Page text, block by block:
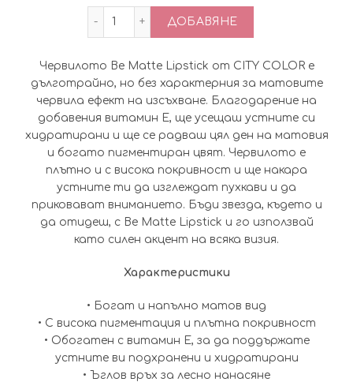
price
4.19€
(8.20
лв.).
(2.90
лв.).
количество за Матово Червило в
ДОБАВЯНЕ
Червилото Be Matte Lipstick от CITY COLOR е
дълготрайно, но без характерния за матовите
червила ефект на изсъхване. Благодарение на
добавения витамин Е, ще усещаш устните си
хидратирани и ще се радваш цял ден на матовия
и богато пигментиран цвят. Червилото е
плътно и с висока покривност и ще накара
устните ти да изглеждат пухкави и да
приковават вниманието. Бъди звезда, където и
да отидеш, с Be Matte Lipstick и го използвай
като силен акцент на всяка визия.
Характеристики
• Богат и напълно матов вид
• С висока пигментация и плътна покривност
• Обогатен с витамин Е, за да поддържате
устните ви подхранени и хидратирани
• Ъглов връх за лесно нанасяне